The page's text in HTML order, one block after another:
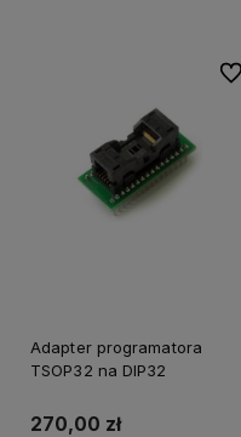
Adapter programatora
TSOP32 na DIP32
270,00 zł